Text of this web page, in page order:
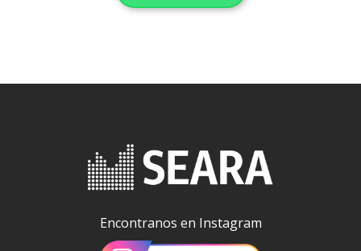
Encontranos en Instagram